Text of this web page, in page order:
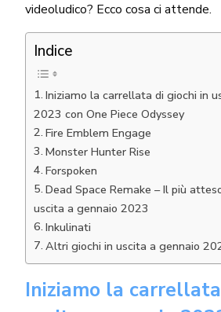
videoludico? Ecco cosa ci attende.
Indice
Iniziamo la carrellata di giochi in
2023 con One Piece Odyssey
Fire Emblem Engage
Monster Hunter Rise
Forspoken
Dead Space Remake – Il più
uscita a gennaio 2023
Inkulinati
Altri giochi in uscita a gennaio
Iniziamo la